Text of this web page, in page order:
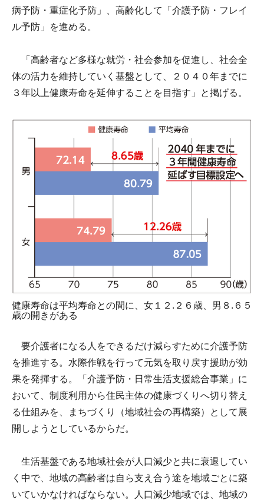
病予防・重症化予防」、高齢化して「介護予防・フレイ
ル予防」を進める。
「高齢者など多様な就労・社会参加を促進し、社会全
体の活力を維持していく基盤として、２０４０年までに
３年以上健康寿命を延伸することを目指す」と掲げる。
健康寿命は平均寿命との間に、女１２.２６歳、男８.６５
歳の開きがある
要介護者になる人をできるだけ減らすために介護予防
を推進する。水際作戦を行って元気を取り戻す援助が効
果を発揮する。「介護予防・日常生活支援総合事業」に
おいて、制度利用から住民主体の健康づくりへ切り替え
る仕組みを、まちづくり（地域社会の再構築）として展
開しようとしているからだ。
生活基盤である地域社会が人口減少と共に衰退してい
く中で、地域の高齢者は自ら支え合う途を地域ごとに築
いていかなければならない。人口減少地域では、地域の